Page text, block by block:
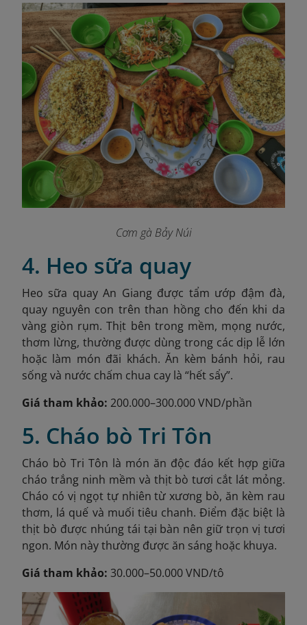
Cơm gà Bảy Núi
4. Heo sữa quay
Heo sữa quay An Giang được tẩm ướp đậm đà,
quay nguyên con trên than hồng cho đến khi da
vàng giòn rụm. Thịt bên trong mềm, mọng nước,
thơm lừng, thường được dùng trong các dịp lễ lớn
hoặc làm món đãi khách. Ăn kèm bánh hỏi, rau
sống và nước chấm chua cay là “hết sẩy”.
Giá tham khảo: 200.000–300.000 VND/phần
5. Cháo bò Tri Tôn
Cháo bò Tri Tôn là món ăn độc đáo kết hợp giữa
cháo trắng ninh mềm và thịt bò tươi cắt lát mỏng.
Cháo có vị ngọt tự nhiên từ xương bò, ăn kèm rau
thơm, lá quế và muối tiêu chanh. Điểm đặc biệt là
thịt bò được nhúng tái tại bàn nên giữ trọn vị tươi
ngon. Món này thường được ăn sáng hoặc khuya.
Giá tham khảo: 30.000–50.000 VND/tô